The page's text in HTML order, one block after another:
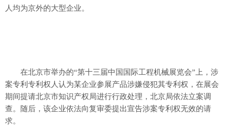
人均为京外的大型企业。
在北京市举办的“第十三届中国国际工程机械展览会”上，涉
案专利专利权人认为某企业参展产品涉嫌侵犯其专利权，在展会
期间提请北京市知识产权局进行行政处理，北京局依法立案调
查。随后，该企业依法向复审委提出宣告涉案专利权无效的请
求。